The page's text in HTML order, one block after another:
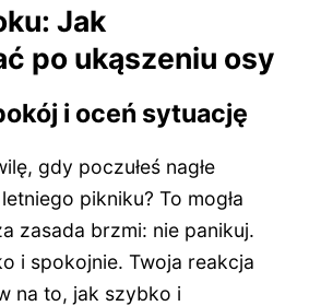
Jak
po ukąszeniu osy
i oceń sytuację
gdy poczułeś nagłe
pikniku? To mogła
zasada brzmi: nie panikuj.
i spokojnie. Twoja reakcja
na to, jak szybko i